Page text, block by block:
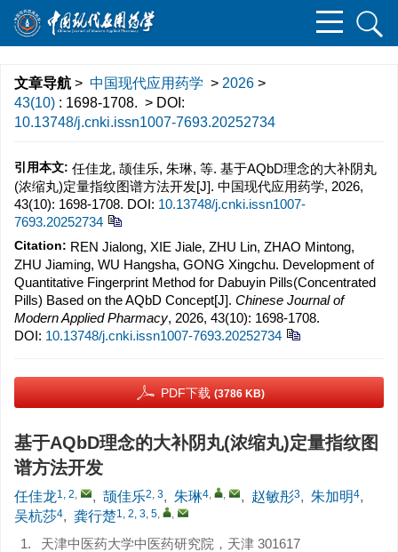
文章导航 > 中国现代应用药学 > 2026 >
43(10) : 1698-1708. > DOI:
10.13748/j.cnki.issn1007-7693.20252734
引用本文: 任佳龙, 颉佳乐, 朱琳, 等. 基于AQbD理念的大补阴丸
(浓缩丸)定量指纹图谱方法开发[J]. 中国现代应用药学, 2026,
43(10): 1698-1708. DOI: 10.13748/j.cnki.issn1007-
7693.20252734
Citation: REN Jialong, XIE Jiale, ZHU Lin, ZHAO Mintong,
ZHU Jiaming, WU Hangsha, GONG Xingchu. Development of
Quantitative Fingerprint Method for Dabuyin Pills(Concentrated
Pills) Based on the AQbD Concept[J]. Chinese Journal of
Modern Applied Pharmacy, 2026, 43(10): 1698-1708.
DOI: 10.13748/j.cnki.issn1007-7693.20252734
PDF下载 (3786 KB)
基于AQbD理念的大补阴丸(浓缩丸)定量指纹图
谱方法开发
任佳龙1, 2, , 颉佳乐2, 3, 朱琳4, , , 赵敏彤3, 朱加明4,
吴杭莎4, 龚行楚1, 2, 3, 5, ,
1.
天津中医药大学中医药研究院，天津 301617